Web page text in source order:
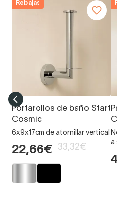
Rebajas
Portarollos de baño Start
Cosmic
6x9x17cm de atornillar vertical
22,66€ 33,32€
a